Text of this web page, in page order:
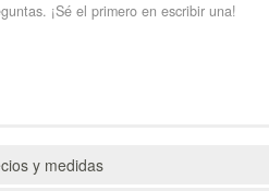
¡Sé el primero en escribir una!
y medidas